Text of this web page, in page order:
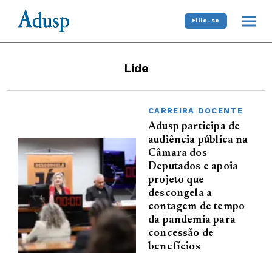
Filie-se
Lide
CARREIRA DOCENTE
Adusp participa de
audiência pública na
Câmara dos
Deputados e apoia
projeto que
descongela a
contagem de tempo
da pandemia para
concessão de
benefícios